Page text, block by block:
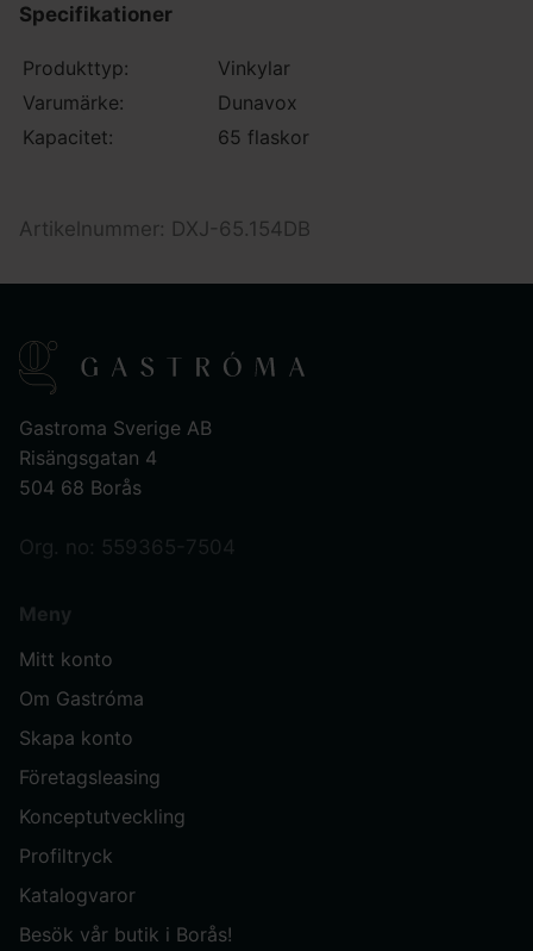
Specifikationer
Produkttyp:
Vinkylar
Varumärke:
Dunavox
Kapacitet:
65 flaskor
Artikelnummer: DXJ-65.154DB
Gastroma Sverige AB
Risängsgatan 4
504 68 Borås
Org. no: 559365-7504
Meny
Mitt konto
Om Gastróma
Skapa konto
Företagsleasing
Konceptutveckling
Profiltryck
Katalogvaror
Besök vår butik i Borås!